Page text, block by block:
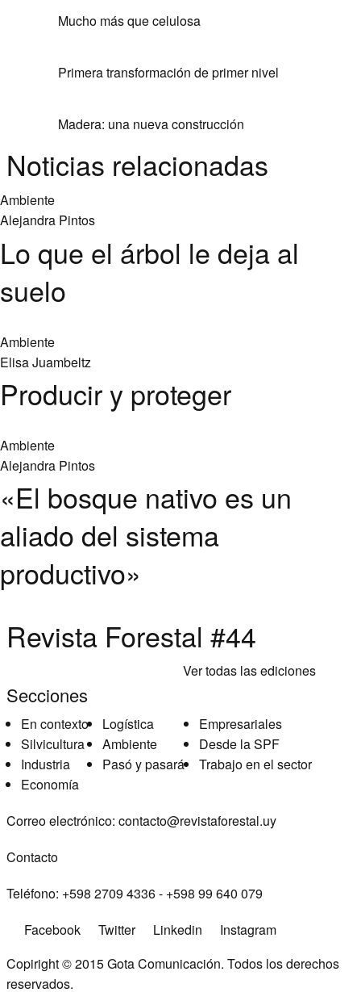
Mucho más que celulosa
Primera transformación de primer nivel
Madera: una nueva construcción
Noticias relacionadas
Ambiente
Alejandra Pintos
Lo que el árbol le deja al
suelo
Ambiente
Elisa Juambeltz
Producir y proteger
Ambiente
Alejandra Pintos
«El bosque nativo es un
aliado del sistema
productivo»
Revista Forestal #44
Ver todas las ediciones
Secciones
En contexto
Silvicultura
Industria
Economía
Logística
Ambiente
Pasó y pasará
Empresariales
Desde la SPF
Trabajo en el sector
Correo electrónico: contacto@revistaforestal.uy
Contacto
Teléfono: +598 2709 4336 ­- +598 99 640 079
Facebook
Twitter Linkedin
Instagram
Copiright © 2015Gota Comunicación. Todos los derechos
reservados.